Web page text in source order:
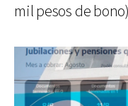
mil pesos de